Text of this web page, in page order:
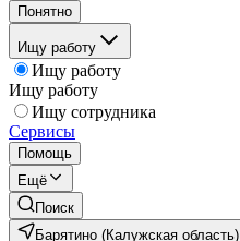
Понятно
Ищу работу
Ищу работу
Ищу работу
Ищу сотрудника
Сервисы
Помощь
Ещё
Поиск
Барятино (Калужская область)